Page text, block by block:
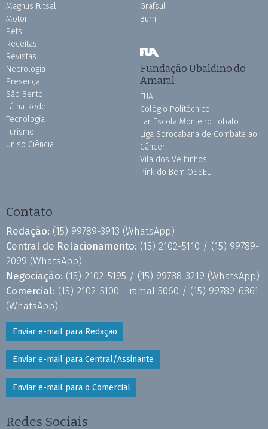
Magnus Futsal
Motor
Pets
Receitas
Revistas
Necrologia
Presença
São Bento
Tá na Rede
Tecnologia
Turismo
Uniso Ciência
Grafsul
Burh
Fundação Ubaldino do
Amaral
FUA
Colégio Politécnico
Lar Escola Monteiro Lobato
Liga Sorocabana de Combate ao
Câncer
Vila dos Velhinhos
Pink do Bem OSSEL
Contato
Redação: (15) 99789-3913 (WhatsApp)
Central de Relacionamento: (15) 2102-5110 / (15) 99789-
2099 (WhatsApp)
Negociação: (15) 2102-5195 / (15) 99788-3219 (WhatsApp)
Comercial: (15) 2102-5100 - ramal 5060 / (15) 99789-6861
(WhatsApp)
Enviar e-mail para Redação
Enviar e-mail para Central/Assinante
Enviar e-mail para o Comercial
Redes Sociais